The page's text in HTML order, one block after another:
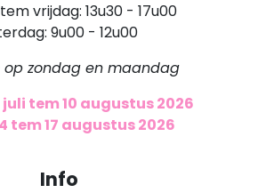
vrijdag: 13u30 - 17u00
9u00 - 12u00
op zondag en maandag
juli tem 10 augustus 2026
tem 17 augustus 2026
Info